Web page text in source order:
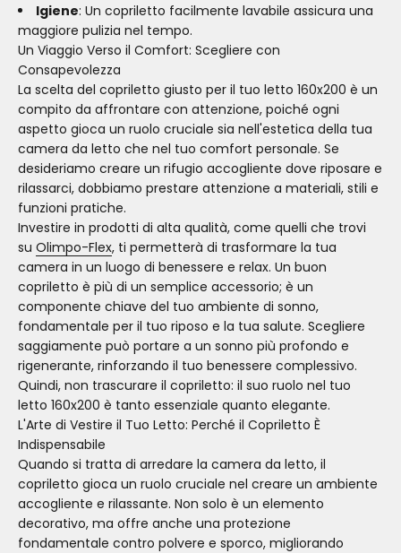
Igiene: Un copriletto facilmente lavabile assicura una
maggiore pulizia nel tempo.
Un Viaggio Verso il Comfort: Scegliere con
Consapevolezza
La scelta del copriletto giusto per il tuo letto 160x200 è un
compito da affrontare con attenzione, poiché ogni
aspetto gioca un ruolo cruciale sia nell'estetica della tua
camera da letto che nel tuo comfort personale. Se
desideriamo creare un rifugio accogliente dove riposare e
rilassarci, dobbiamo prestare attenzione a materiali, stili e
funzioni pratiche.
Investire in prodotti di alta qualità, come quelli che trovi
su Olimpo-Flex, ti permetterà di trasformare la tua
camera in un luogo di benessere e relax. Un buon
copriletto è più di un semplice accessorio; è un
componente chiave del tuo ambiente di sonno,
fondamentale per il tuo riposo e la tua salute. Scegliere
saggiamente può portare a un sonno più profondo e
rigenerante, rinforzando il tuo benessere complessivo.
Quindi, non trascurare il copriletto: il suo ruolo nel tuo
letto 160x200 è tanto essenziale quanto elegante.
L'Arte di Vestire il Tuo Letto: Perché il Copriletto È
Indispensabile
Quando si tratta di arredare la camera da letto, il
copriletto gioca un ruolo cruciale nel creare un ambiente
accogliente e rilassante. Non solo è un elemento
decorativo, ma offre anche una protezione
fondamentale contro polvere e sporco, migliorando